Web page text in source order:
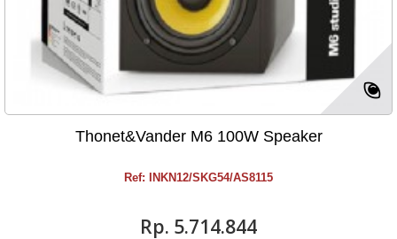
Thonet&Vander M6 100W Speaker
Ref: INKN12/SKG54/AS8115
Rp‎. 5.714.844